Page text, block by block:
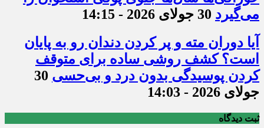
می‌گیرد 30 جولای 2026 - 14:15
آیا دوران مته و پر کردن دندان رو به پایان
است؟ کشف روشی ساده برای متوقف
کردن پوسیدگی بدون درد و بی‌حسی 30
جولای 2026 - 14:03
ثبت دیدگاه